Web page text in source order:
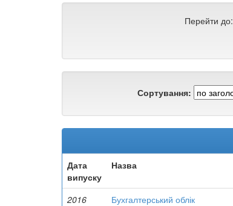
Перейти до:
Сортування:
Дата
випуску
Назва
2016 Бухгалтерський облік